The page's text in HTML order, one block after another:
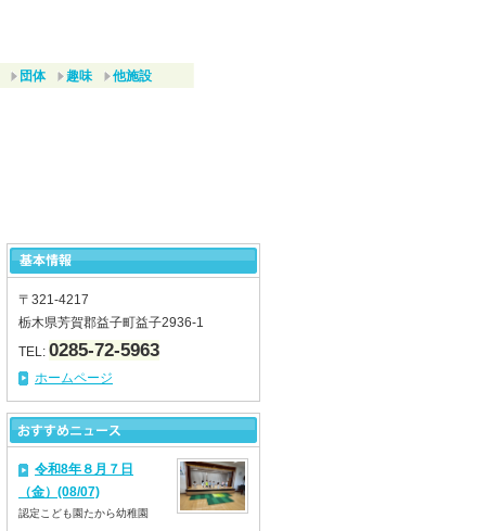
団体 趣味 他施設
〒321-4217
栃木県芳賀郡益子町益子2936-1
TEL: 0285-72-5963
ホームページ
令和8年８月７日
（金）(08/07)
認定こども園たから幼稚園